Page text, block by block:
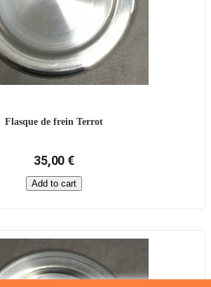
Flasque de frein Terrot
35,00 €
Add to cart